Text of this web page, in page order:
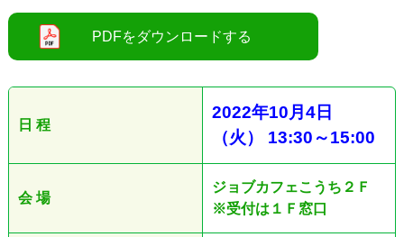
日 程
2022年10月4日
（火 ） 13:30 ～15:00
会 場
ジョブカフェこうち２Ｆ
※受付は１Ｆ窓口